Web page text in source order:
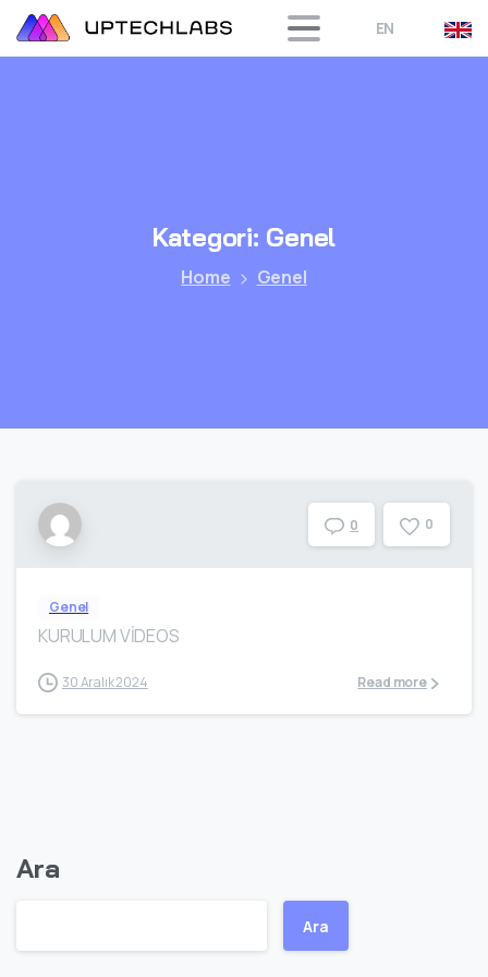
EN
Kategori: Genel
Home Genel
0 0
Genel
KURULUM VİDEOS
30 Aralık 2024 Read more
Ara
Ara